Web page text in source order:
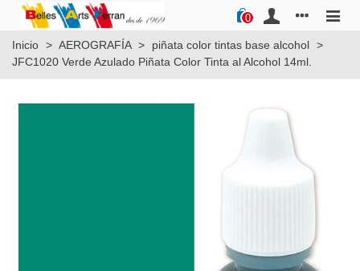
0
Inicio > AEROGRAFÍA > piñata color tintas base alcohol >
JFC1020 Verde Azulado Piñata Color Tinta al Alcohol 14ml.